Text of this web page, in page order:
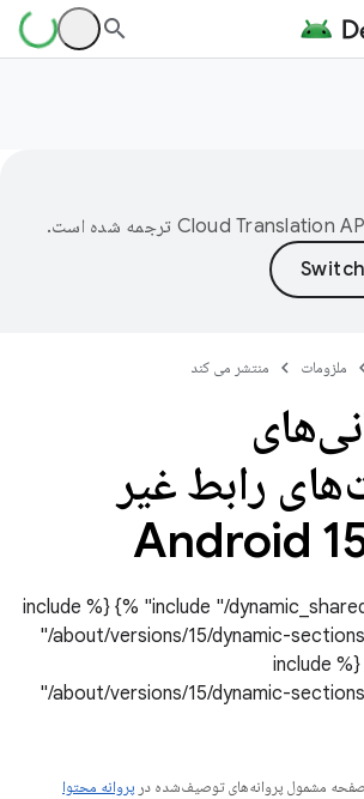
ترجمه شده است.
ملزومات منتشر می کند
رابط غیر
{% include "/dynamic_shared/___lorry-vars" %} {% include
"/about/versions/15/dynamic-
sdk-overview" %} {% include
"/about/versions/15/dynamic-
صفحه مشمول پروانه‌های توصیف‌شده در پروانه محتوا